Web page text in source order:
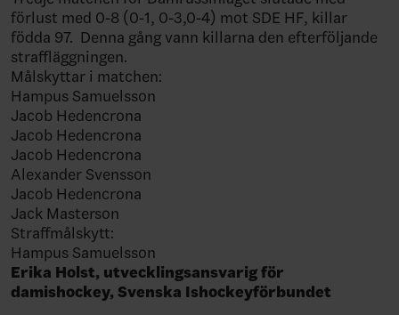
förlust med 0-8 (0-1, 0-3,0-4) mot SDE HF, killar
födda 97. Denna gång vann killarna den efterföljande
straffläggningen.
Målskyttar i matchen:
Hampus Samuelsson
Jacob Hedencrona
Jacob Hedencrona
Jacob Hedencrona
Alexander Svensson
Jacob Hedencrona
Jack Masterson
Straffmålskytt:
Hampus Samuelsson
Erika Holst, utvecklingsansvarig för
damishockey, Svenska Ishockeyförbundet